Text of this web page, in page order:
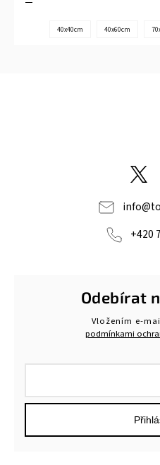
40x40cm 40x60cm
info@
+420
Odebírat
Vložením e-
podmínkami